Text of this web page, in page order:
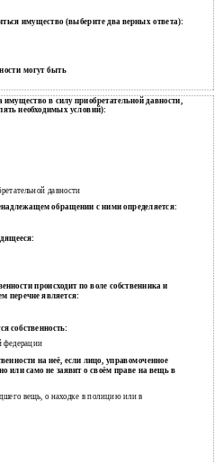
имущество (выберите два верных ответа):
могут быть
в силу приобретательной давности,
необходимых условий):
давности
обращении с ними определяется:
происходит по воле собственника и
перечне является:
собственность:
федерации
на неё, если лицо, управомоченное
или само не заявит о своём праве на вещь в
вещь, о находке в полицию или в